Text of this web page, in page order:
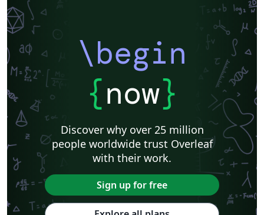
\begin
{now}
Discover why over 25 million
people worldwide trust Overleaf
with their work.
Sign up for free